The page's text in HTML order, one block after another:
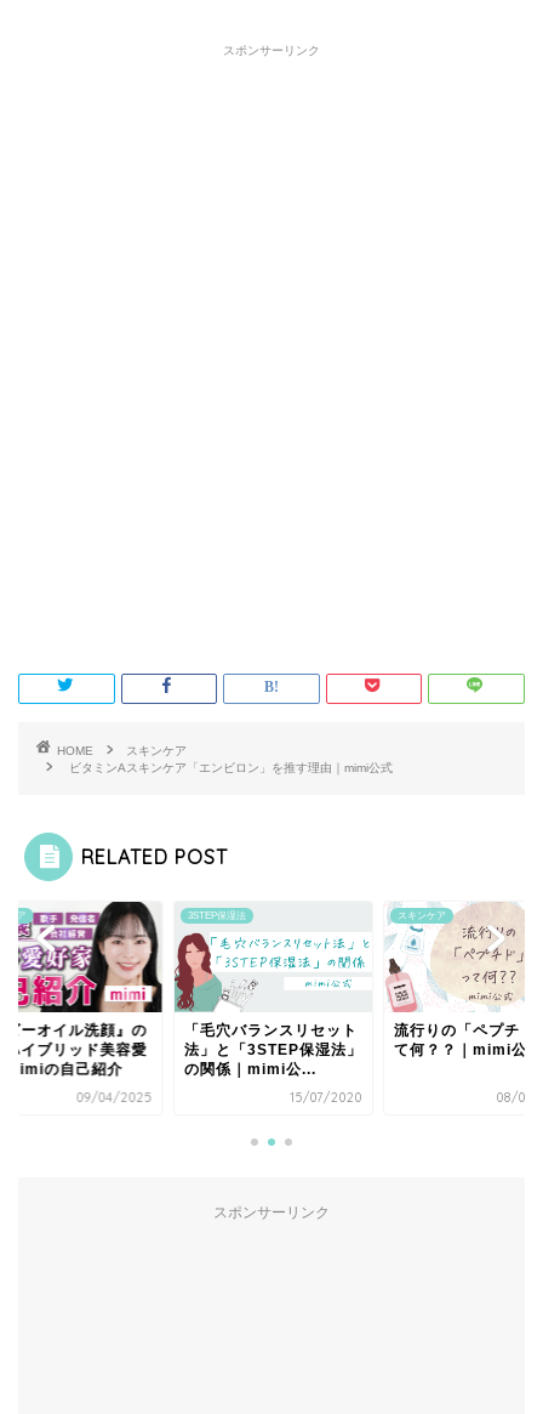
スポンサーリンク
HOME
スキンケア
ビタミンAスキンケア「エンビロン」を推す理由｜mimi公式
RELATED POST
3STEP保湿法
毛穴バランスリセット
」と「3STEP保湿法」
関係｜mimi公...
15/07/2020
スキンケア
流行りの「ペプチド」っ
て何？？｜mimi公式
08/06/2020
スキンケア
『ベビーオイル
人・ハイブリッ
09/
スポンサーリンク